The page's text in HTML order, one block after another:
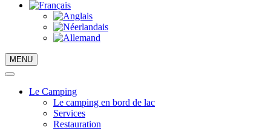
MENU
Le Camping
Le camping en bord de lac
Services
Restauration